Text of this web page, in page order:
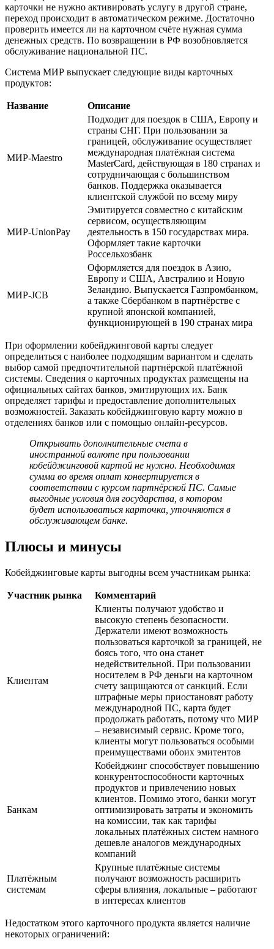
карточки не нужно активировать услугу в другой стране,
переход происходит в автоматическом режиме. Достаточно
проверить имеется ли на карточном счёте нужная сумма
денежных средств. По возвращении в РФ возобновляется
обслуживание национальной ПС.
Система МИР выпускает следующие виды карточных
продуктов:
Название Описание
МИР-Maestro
Подходит для поездок в США, Европу и
страны СНГ. При пользовании за
границей, обслуживание осуществляет
международная платёжная система
MasterCard, действующая в 180 странах и
сотрудничающая с большинством
банков. Поддержка оказывается
клиентской службой по всему миру
МИР-UnionPay
Эмитируется совместно с китайским
сервисом, осуществляющим
деятельность в 150 государствах мира.
Оформляет такие карточки
Россельхозбанк
МИР-JCB
Оформляется для поездок в Азию,
Европу и США, Австралию и Новую
Зеландию. Выпускается Газпромбанком,
а также Сбербанком в партнёрстве с
крупной японской компанией,
функционирующей в 190 странах мира
При оформлении кобейджинговой карты следует
определиться с наиболее подходящим вариантом и сделать
выбор самой предпочтительной партнёрской платёжной
системы. Сведения о карточных продуктах размещены на
официальных сайтах банков, эмитирующих их. Банк
определяет тарифы и предоставление дополнительных
возможностей. Заказать кобейджинговую карту можно в
отделениях банков или с помощью онлайн-ресурсов.
Открывать дополнительные счета в
иностранной валюте при пользовании
кобейджинговой картой не нужно. Необходимая
сумма во время оплат конвертируется в
соответствии с курсом партнёрской ПС. Самые
выгодные условия для государства, в котором
будет использоваться карточка, уточняются в
обслуживающем банке.
Плюсы и минусы
Кобейджинговые карты выгодны всем участникам рынка:
Участник рынка Комментарий
Клиентам
Клиенты получают удобство и
высокую степень безопасности.
Держатели имеют возможность
пользоваться карточкой за границей, не
боясь того, что она станет
недействительной. При пользовании
носителем в РФ деньги на карточном
счету защищаются от санкций. Если
штрафные меры приостановят работу
международной ПС, карта будет
продолжать работать, потому что МИР
– независимый сервис. Кроме того,
клиенты могут пользоваться особыми
преимуществами обоих эмитентов
Банкам
Кобейджинг способствует повышению
конкурентоспособности карточных
продуктов и привлечению новых
клиентов. Помимо этого, банки могут
оптимизировать затраты и экономить
на комиссии, так как тарифы
локальных платёжных систем намного
дешевле аналогов международных
компаний
Платёжным
системам
Крупные платёжные системы
получают возможность расширить
сферы влияния, локальные – работают
в интересах клиентов
Недостатком этого карточного продукта является наличие
некоторых ограничений: